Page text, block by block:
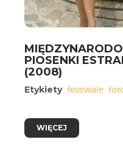
FESTIWALE
CARPATHIA FESTIVAL
WYDARZENIA
PŁYTY CD
MULTIMEDIA
VIDEO
GALERIA
PIOSENKI
(2008)
Etykiety festiwale
WIĘCEJ